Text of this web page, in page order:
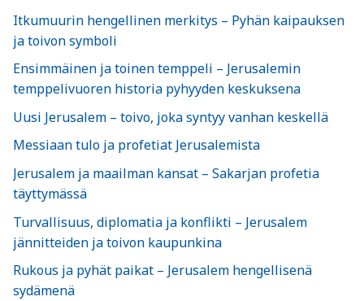
Itkumuurin hengellinen merkitys – Pyhän kaipauksen
ja toivon symboli
Ensimmäinen ja toinen temppeli – Jerusalemin
temppelivuoren historia pyhyyden keskuksena
Uusi Jerusalem – toivo, joka syntyy vanhan keskellä
Messiaan tulo ja profetiat Jerusalemista
Jerusalem ja maailman kansat – Sakarjan profetia
täyttymässä
Turvallisuus, diplomatia ja konflikti – Jerusalem
jännitteiden ja toivon kaupunkina
Rukous ja pyhät paikat – Jerusalem hengellisenä
sydämenä